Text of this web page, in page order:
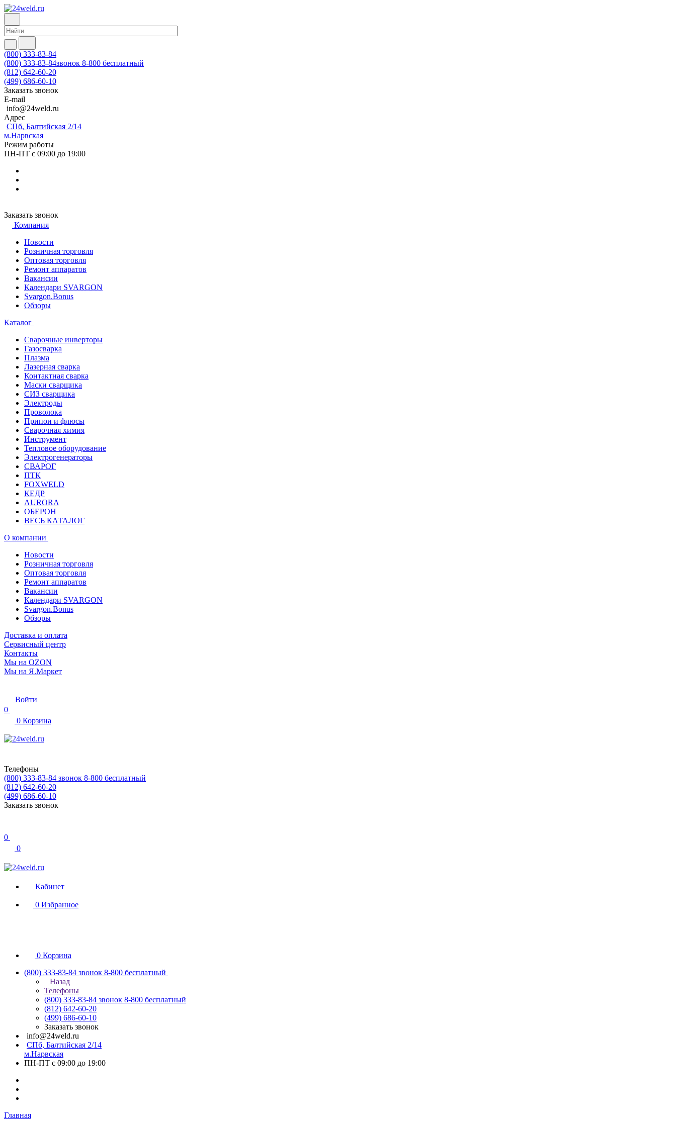
(800) 333-83-84
(800) 333-83-84звонок 8-800 бесплатный
(812) 642-60-20
(499) 686-60-10
Заказать звонок
E-mail
info@24weld.ru
Адрес
СПб, Балтийская 2/14
м.Нарвская
Режим работы
ПН-ПТ с 09:00 до 19:00
Заказать звонок
Компания
Новости
Розничная торговля
Оптовая торговля
Ремонт аппаратов
Вакансии
Календари SVARGON
Svargon.Bonus
Обзоры
Каталог
Сварочные инверторы
Газосварка
Плазма
Лазерная сварка
Контактная сварка
Маски сварщика
СИЗ сварщика
Электроды
Проволока
Припои и флюсы
Сварочная химия
Инструмент
Тепловое оборудование
Электрогенераторы
СВАРОГ
ПТК
FOXWELD
КЕДР
AURORA
ОБЕРОН
ВЕСЬ КАТАЛОГ
О компании
Новости
Розничная торговля
Оптовая торговля
Ремонт аппаратов
Вакансии
Календари SVARGON
Svargon.Bonus
Обзоры
Доставка и оплата
Сервисный центр
Контакты
Мы на OZON
Мы на Я.Маркет
Войти
0
0 Корзина
Телефоны
(800) 333-83-84 звонок 8-800 бесплатный
(812) 642-60-20
(499) 686-60-10
Заказать звонок
0
0
Кабинет
0 Избранное
0 Корзина
(800) 333-83-84 звонок 8-800 бесплатный
Назад
Телефоны
(800) 333-83-84 звонок 8-800 бесплатный
(812) 642-60-20
(499) 686-60-10
Заказать звонок
info@24weld.ru
СПб, Балтийская 2/14
м.Нарвская
ПН-ПТ с 09:00 до 19:00
Главная